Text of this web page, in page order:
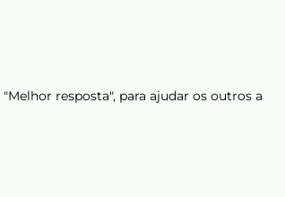
resposta", para ajudar os outros a